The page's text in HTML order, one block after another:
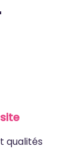
qualités